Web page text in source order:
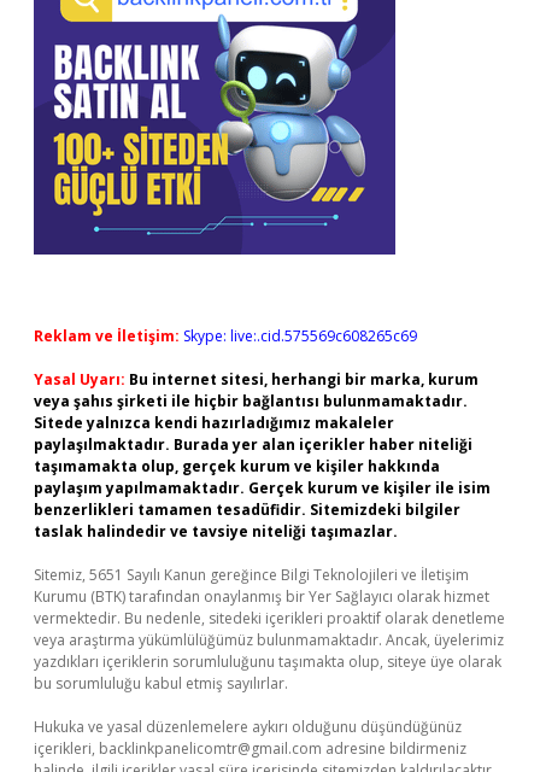
Reklam ve İletişim: Skype: live:.cid.575569c608265c69
Yasal Uyarı: Bu internet sitesi, herhangi bir marka, kurum
veya şahıs şirketi ile hiçbir bağlantısı bulunmamaktadır.
Sitede yalnızca kendi hazırladığımız makaleler
paylaşılmaktadır. Burada yer alan içerikler haber niteliği
taşımamakta olup, gerçek kurum ve kişiler hakkında
paylaşım yapılmamaktadır. Gerçek kurum ve kişiler ile isim
benzerlikleri tamamen tesadüfidir. Sitemizdeki bilgiler
taslak halindedir ve tavsiye niteliği taşımazlar.
Sitemiz, 5651 Sayılı Kanun gereğince Bilgi Teknolojileri ve İletişim
Kurumu (BTK) tarafından onaylanmış bir Yer Sağlayıcı olarak hizmet
vermektedir. Bu nedenle, sitedeki içerikleri proaktif olarak denetleme
veya araştırma yükümlülüğümüz bulunmamaktadır. Ancak, üyelerimiz
yazdıkları içeriklerin sorumluluğunu taşımakta olup, siteye üye olarak
bu sorumluluğu kabul etmiş sayılırlar.
Hukuka ve yasal düzenlemelere aykırı olduğunu düşündüğünüz
içerikleri, backlinkpanelicomtr@gmail.com adresine bildirmeniz